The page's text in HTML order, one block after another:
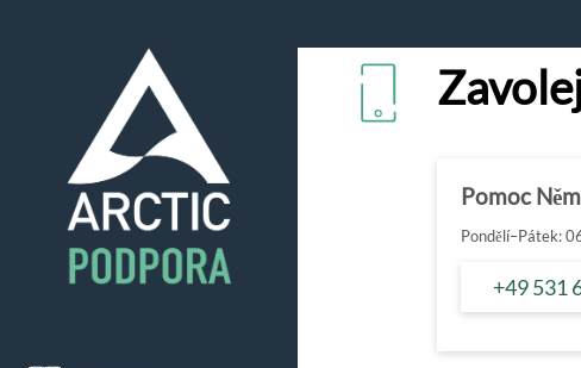
Pomoc
Pondělí–Pátek:
+49 531